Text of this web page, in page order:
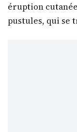
éruption
pustules, qui se